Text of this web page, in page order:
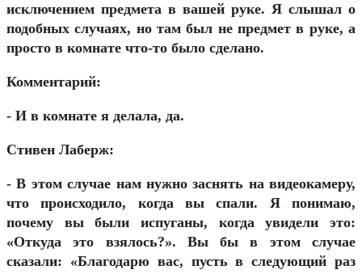
исключением предмета в вашей руке. Я слышал о
подобных случаях, но там был не предмет в руке, а
просто в комнате что-то было сделано.
Комментарий:
- И в комнате я делала, да.
Стивен Лаберж:
- В этом случае нам нужно заснять на видеокамеру,
что происходило, когда вы спали. Я понимаю,
почему вы были испуганы, когда увидели это:
«Откуда это взялось?». Вы бы в этом случае
сказали: «Благодарю вас, пусть в следующий раз